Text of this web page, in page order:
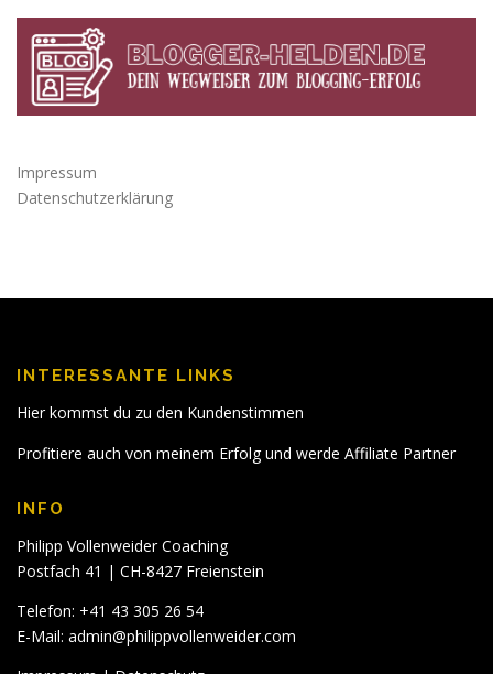
Impressum
Datenschutzerklärung
INTERESSANTE LINKS
Hier kommst du zu den Kundenstimmen
Profitiere auch von meinem Erfolg und werde Affiliate Partner
INFO
Philipp Vollenweider Coaching
Postfach 41 | CH-8427 Freienstein
Telefon: +41 43 305 26 54
E-Mail: admin@philippvollenweider.com